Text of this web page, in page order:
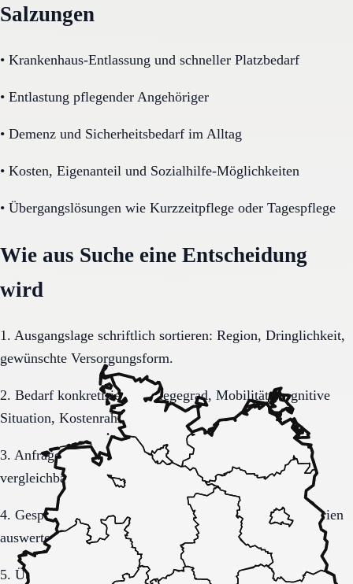
Salzungen
• Krankenhaus-Entlassung und schneller Platzbedarf
• Entlastung pflegender Angehöriger
• Demenz und Sicherheitsbedarf im Alltag
• Kosten, Eigenanteil und Sozialhilfe-Möglichkeiten
• Übergangslösungen wie Kurzzeitpflege oder Tagespflege
Wie aus Suche eine Entscheidung
wird
1. Ausgangslage schriftlich sortieren: Region, Dringlichkeit,
gewünschte Versorgungsform.
2. Bedarf konkretisieren: Pflegegrad, Mobilität, kognitive
Situation, Kostenrahmen.
3. Anfrage sauber formulieren, damit Rückmeldungen
vergleichbar bleiben.
4. Gespräche und Besichtigungen mit festen Muss-Kriterien
auswerten.
5. Übergang, Kommunikation und Kosten vor der